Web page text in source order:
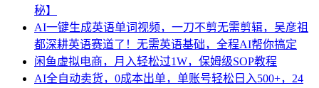
秘】
AI一键生成英语单词视频，一刀不剪无需剪辑，吴彦祖
都深耕英语赛道了！无需英语基础，全程AI帮你搞定
闲鱼虚拟电商，月入轻松过1W，保姆级SOP教程
AI全自动卖货，0成本出单，单账号轻松日入500+，24